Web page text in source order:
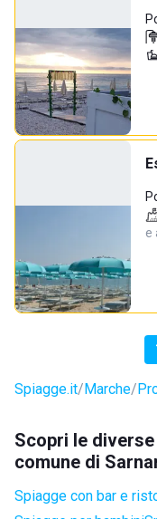
e
Spiagge.it Marche
Scopri le
comune di
Spiagge con bar e